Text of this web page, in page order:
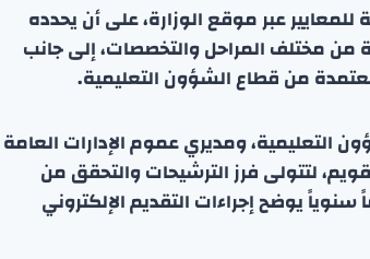
عبر موقع الوزارة، على أن يحدده
مختلف المراحل والتخصصات، إلى جانب
من قطاع الشؤون التعليمية.
التعليمية، ومديري عموم الإدارات العامة
لتتولى فرز الترشيحات والتحقق من
يوضح إجراءات التقديم الإلكتروني